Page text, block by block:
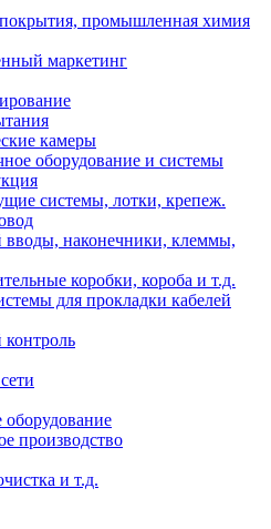
промышленная химия
маркетинг
камеры
оборудование и системы
системы, лотки, крепеж.
вводы, наконечники, клеммы,
коробки, короба и т.д.
для прокладки кабелей
оборудование
производство
и т.д.